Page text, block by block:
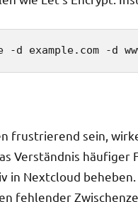
example.com -d
frustrierend sein,
Verständnis
in Nextcloud
fehlender